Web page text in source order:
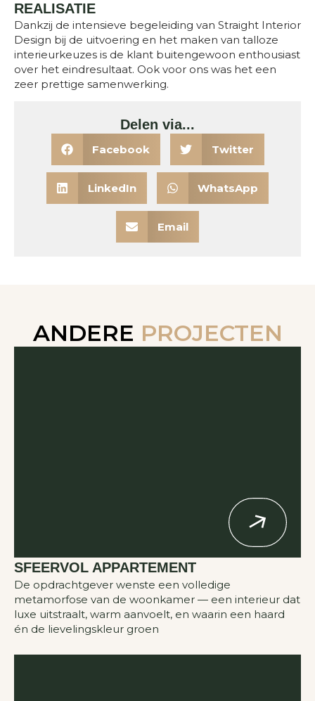
REALISATIE
Dankzij de intensieve begeleiding van Straight Interior
Design bij de uitvoering en het maken van talloze
interieurkeuzes is de klant buitengewoon enthousiast
over het eindresultaat. Ook voor ons was het een
zeer prettige samenwerking.
Delen via...
Facebook Twitter
LinkedIn WhatsApp
Email
ANDERE PROJECTEN
SFEERVOL APPARTEMENT
De opdrachtgever wenste een volledige
metamorfose van de woonkamer — een interieur dat
luxe uitstraalt, warm aanvoelt, en waarin een haard
én de lievelingskleur groen